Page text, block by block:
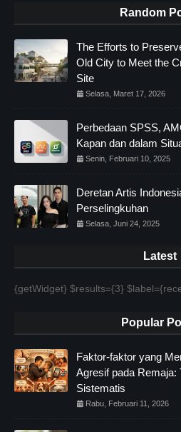
Random
The Efforts to
Old City to Meet the
Site
Selasa, Maret 17, 2026
Perbedaan SPSS,
Kapan dan dalam
Senin, Februari 10, 2025
Deretan Artis
Perselingkuhan
Selasa, Juni 24, 2025
Latest
{getWidget} $results={3}
Popular
Faktor-faktor yang
Agresif pada Remaja:
Sistematis
Rabu, Februari 11, 2026